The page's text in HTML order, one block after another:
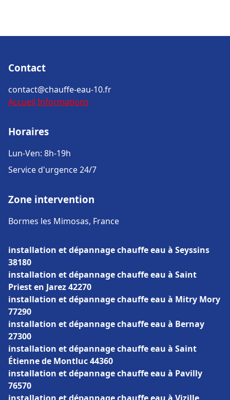
Contact
contact@chauffe-eau-10.fr
Accueil Informations
Horaires
Lun-Ven: 8h-19h
Service d'urgence 24/7
Zone intervention
Bormes les Mimosas, France
installation et dépannage chauffe eau à Seyssins
38180
installation et dépannage chauffe eau à Saint
Priest en Jarez 42270
installation et dépannage chauffe eau à Mitry Mory
77290
installation et dépannage chauffe eau à Bernay
27300
installation et dépannage chauffe eau à Saint
Étienne de Montluc 44360
installation et dépannage chauffe eau à Pavilly
76570